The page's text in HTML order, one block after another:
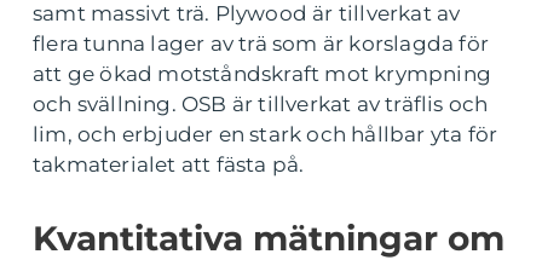
samt massivt trä. Plywood är tillverkat av
flera tunna lager av trä som är korslagda för
att ge ökad motståndskraft mot krympning
och svällning. OSB är tillverkat av träflis och
lim, och erbjuder en stark och hållbar yta för
takmaterialet att fästa på.
Kvantitativa mätningar om